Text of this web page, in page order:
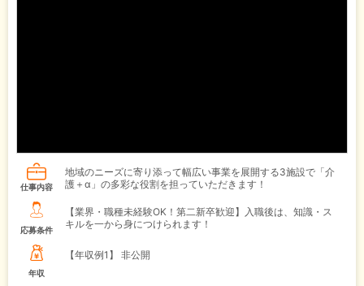
仕事内容
地域のニーズに寄り添って幅広い事業を展開する3施設で「介
護＋α」の多彩な役割を担っていただきます！
応募条件
【業界・職種未経験OK！第二新卒歓迎】入職後は、知識・ス
キルを一から身につけられます！
年収
【年収例1】 非公開